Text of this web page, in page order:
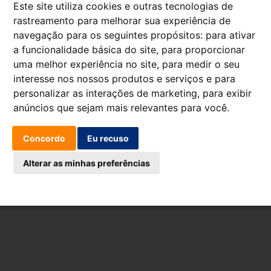
Este site utiliza cookies e outras tecnologias de
rastreamento para melhorar sua experiência de
navegação para os seguintes propósitos: para ativar
a funcionalidade básica do site, para proporcionar
uma melhor experiência no site, para medir o seu
interesse nos nossos produtos e serviços e para
personalizar as interações de marketing, para exibir
anúncios que sejam mais relevantes para você.
Concordo Eu recuso
Alterar as minhas preferências
Livro de Reclamações
Aviso legal Política de cookies Política de